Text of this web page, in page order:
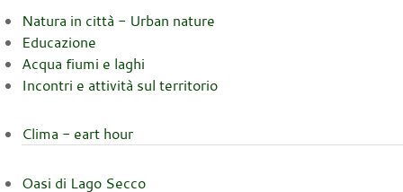
Natura in città - Urban nature
Educazione
Acqua fiumi e laghi
Incontri e attività sul territorio
Clima - eart hour
Oasi di Lago Secco